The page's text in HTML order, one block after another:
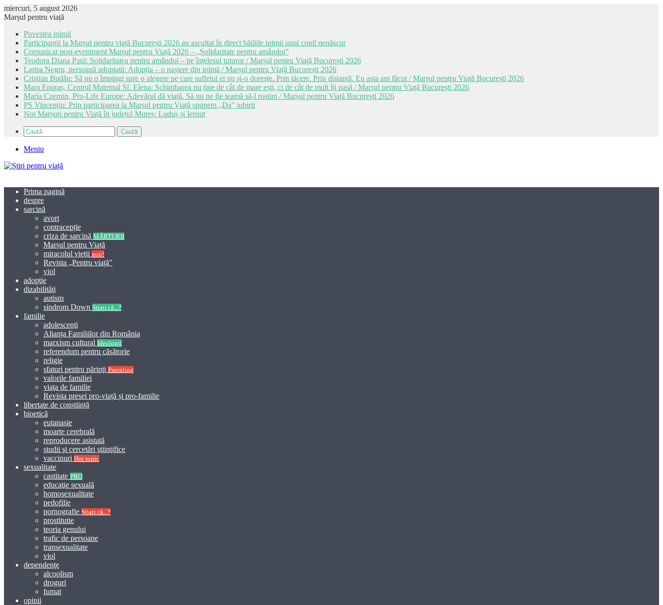
miercuri, 5 august 2026
Marșul pentru viață
Povestea inimii
Participanții la Marșul pentru viață București 2026 au ascultat în direct bătăile inimii unui copil nenăscut
Comunicat post-eveniment Marșul pentru Viață 2026 – „Solidaritate pentru amândoi”
Teodora Diana Paul: Solidaritatea pentru amândoi – pe înțelesul tuturor / Marșul pentru Viață București 2026
Larisa Negru, persoană adoptată: Adopția – o naștere din inimă / Marșul pentru Viață București 2026
Cristian Budău: Să nu o împingi spre o alegere pe care sufletul ei nu și-o dorește. Prin tăcere. Prin distanță. Eu asta am făcut / Marșul pentru Viață București 2026
Mara Epuraș, Centrul Maternal Sf. Elena: Schimbarea nu ține de cât de mare ești, ci de cât de mult îți pasă / Marșul pentru Viață București 2026
Maria Czernin, Pro-Life Europe: Adevărul dă viață. Să nu ne fie teamă să-l rostim / Marșul pentru Viață București 2026
PS Vincențiu: Prin participarea la Marșul pentru Viață spunem „Da” iubirii
Noi Marșuri pentru Viață în județul Mureș: Luduș și Iernut
Caută
Meniu
Prima pagină
despre
sarcină
avort
contracepție
criza de sarcină MĂRTURII
Marșul pentru Viață
miracolul vieţii nou!
Revista „Pentru viață”
viol
adopţie
dizabilităţi
autism
sindrom Down Știați că...?
familie
adolescenţi
Alianța Familiilor din România
marxism cultural Ideologii
referendum pentru căsătorie
religie
sfaturi pentru părinţi Parenting
valorile familiei
viaţa de familie
Revista presei pro-viață și pro-familie
libertate de conștiință
bioetică
eutanasie
moarte cerebrală
reproducere asistată
studii şi cercetări ştiinţifice
vaccinuri Hot topic
sexualitate
castitate PRO
educaţie sexuală
homosexualitate
pedofilie
pornografie Știați că...?
prostitutie
teoria genului
trafic de persoane
transexualitate
viol
dependenţe
alcoolism
droguri
fumat
opinii